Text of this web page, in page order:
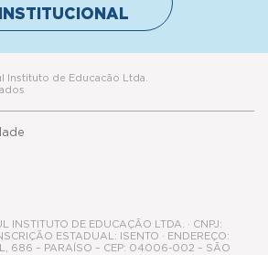
INSTITUCIONAL
de Educacão Ltda.
INSTITUTO DE EDUCAÇÃO LTDA. · CNPJ:
ESTADUAL: ISENTO · ENDEREÇO:
686 – PARAÍSO – CEP: 04006-002 – SÃO